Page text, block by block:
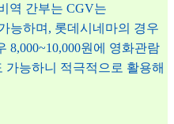
역 간부는 CGV는
능하며, 롯데시네마의 경우
8,000~10,000원에 영화관람
가능하니 적극적으로 활용해